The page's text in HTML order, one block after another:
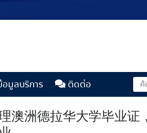
มูลบริการ ติดต่อ
澳洲德拉华大学毕业证